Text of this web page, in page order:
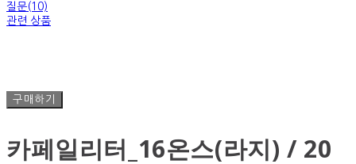
질문(10)
관련 상품
구매하기
카페일리터_16온스(라지) / 20